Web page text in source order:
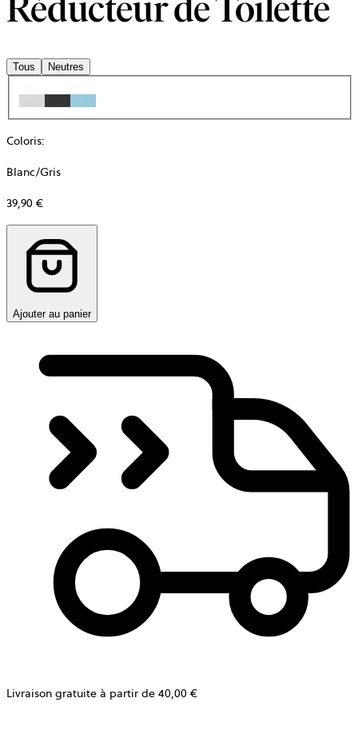
Tous Neutres
Coloris:
Blanc/Gris
39,90 €
Ajouter au panier
Livraison gratuite à partir de 40,00 €